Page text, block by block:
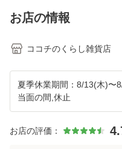
お店の情報
ココチのくらし雑貨店
夏季休業期間：8/13(木)
当面の間,休止
お店の評価：